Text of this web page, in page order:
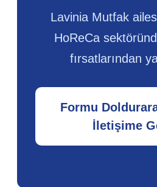
Lavinia Mutfak
HoReCa
fırsatlarından
Formu
İletişime